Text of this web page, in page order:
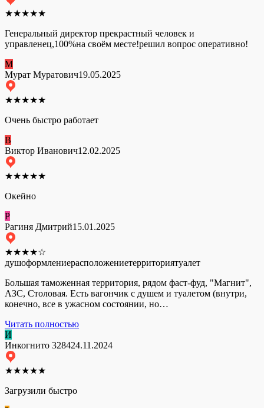
★★★★★
Генеральный директор прекрастный человек и
управленец,100%на своём месте!решил вопрос оперативно!
М
Мурат Муратович19.05.2025
★★★★★
Очень быстро работает
В
Виктор Иванович12.02.2025
★★★★★
Окейно
Р
Рагиня Дмитрий15.01.2025
★★★★☆
душоформлениерасположениетерриториятуалет
Большая таможенная территория, рядом фаст-фуд, "Магнит",
АЗС, Столовая. Есть вагончик с душем и туалетом (внутри,
конечно, все в ужасном состоянии, но…
Читать полностью
И
Инкогнито 328424.11.2024
★★★★★
Загрузили быстро